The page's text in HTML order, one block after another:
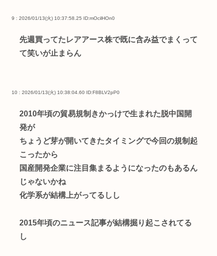
9 : 2026/01/13(火) 10:37:58.25 ID:mOcilHOn0
先週買ってたレアアース株で既に含み益でまくって
て笑いが止まらん
10 : 2026/01/13(火) 10:38:04.60 ID:F8BLV2pP0
2010年頃の貿易規制きかっけで生まれた脱中国開
発が
ちょうど芽が開いてきたタイミングで今回の規制起
こったから
国産開発企業に注目集まるようになったのもあるん
じゃないかね
化学系が結構上がってるしし
2015年頃のニュース記事が結構掘り起こされてる
し